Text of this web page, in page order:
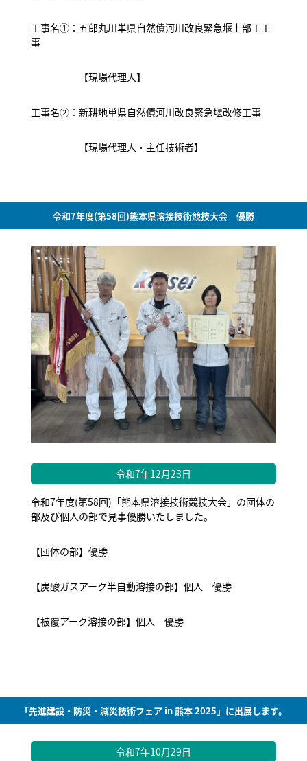
工事名①：五郎丸川単県自然債河川改良緊急堰上部工工
事
【現場代理人】
工事名②：新耕地単県自然債河川改良緊急堰改修工事
【現場代理人・主任技術者】
令和7年度(第58回)熊本県溶接技術競技大会 優勝
令和7年12月23日
令和7年度(第58回)「熊本県溶接技術競技大会」の団体の
部及び個人の部で見事優勝いたしました。
【団体の部】優勝
【炭酸ガスアーク半自動溶接の部】個人 優勝
【被覆アーク溶接の部】個人 優勝
「先進建設・防災・減災技術フェア in 熊本 2025」に出展します。
令和7年10月29日